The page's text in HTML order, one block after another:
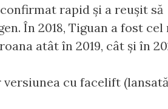
rapid și a reușit să
În 2018, Tiguan a fost cel
atât în 2019, cât și în
cu facelift